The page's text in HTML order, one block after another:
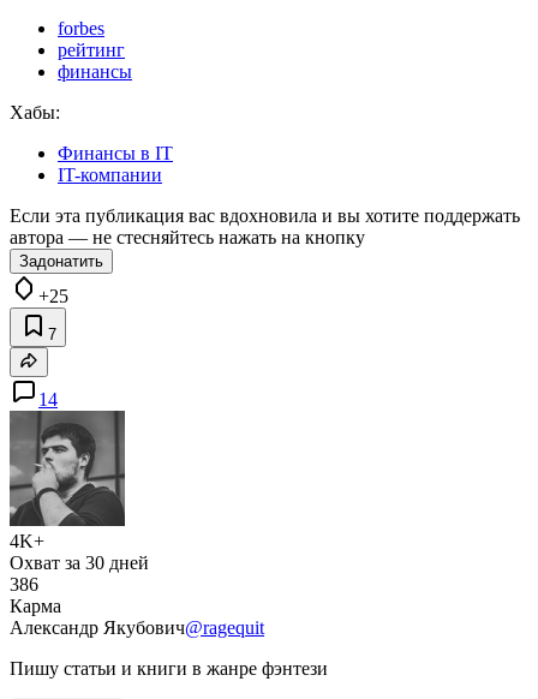
forbes
рейтинг
финансы
Хабы:
Финансы в IT
IT-компании
Если эта публикация вас вдохновила и вы хотите поддержать
автора — не стесняйтесь нажать на кнопку
Задонатить
+25
7
14
4K+
Охват за 30 дней
386
Карма
Александр Якубович@ragequit
Пишу статьи и книги в жанре фэнтези